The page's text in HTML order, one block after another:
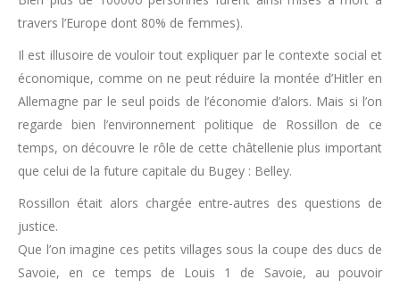
travers l’Europe dont 80% de femmes).
Il est illusoire de vouloir tout expliquer par le contexte social et
économique, comme on ne peut réduire la montée d’Hitler en
Allemagne par le seul poids de l’économie d’alors. Mais si l’on
regarde bien l’environnement politique de Rossillon de ce
temps, on découvre le rôle de cette châtellenie plus important
que celui de la future capitale du Bugey : Belley.
Rossillon était alors chargée entre-autres des questions de
justice.
Que l’on imagine ces petits villages sous la coupe des ducs de
Savoie, en ce temps de Louis 1 de Savoie, au pouvoir